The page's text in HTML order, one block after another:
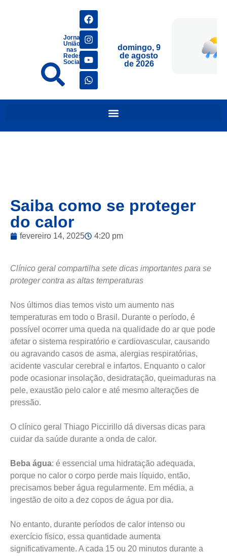
Jornais
União
nas
Redes
Sociais
domingo, 9
de agosto
de 2026
Saiba como se proteger
do calor
fevereiro 14, 2025 4:20 pm
Clínico geral compartilha sete dicas importantes para se
proteger contra as altas temperaturas
Nos últimos dias temos visto um aumento nas
temperaturas em todo o Brasil. Durante o período, é
possível ocorrer uma queda na qualidade do ar que pode
afetar o sistema respiratório e cardiovascular, causando
ou agravando casos de asma, alergias respiratórias,
acidente vascular cerebral e infartos. Enquanto o calor
pode ocasionar insolação, desidratação, queimaduras na
pele, exaustão pelo calor e até mesmo alterações de
pressão.
O clínico geral Thiago Piccirillo dá diversas dicas para
cuidar da saúde durante a onda de calor.
Beba água: é essencial uma hidratação adequada,
porque no calor o corpo perde mais líquido, então,
precisamos beber água regularmente. Em média, a
ingestão de oito a dez copos de água por dia.
No entanto, durante períodos de calor intenso ou
exercício físico, essa quantidade aumenta
significativamente. A cada 15 ou 20 minutos durante a